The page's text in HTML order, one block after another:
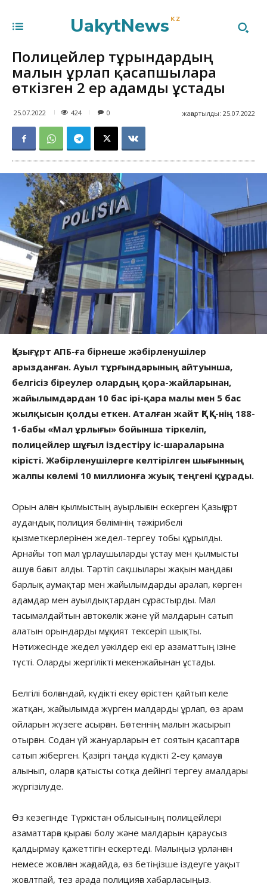
UakytNews KZ
Полицейлер тұрғындардың
малын ұрлап қасапшыларға
өткізген 2 ер адамды ұстады
25.07.2022 424 жаңартылды: 25.07.2022
0
Қазығұрт АПБ-ға бірнеше жәбірленушілер
арызданған. Ауыл тұрғындарының айтуынша,
белгісіз біреулер олардың қора-жайларынан,
жайылымдардан 10 бас ірі-қара малы мен 5 бас
жылқысын қолды еткен. Аталған жайт ҚР ҚК-нің 188-
1-бабы «Мал ұрлығы» бойынша тіркеліп,
полицейлер шұғыл іздестіру іс-шараларына
кірісті. Жәбірленушілерге келтірілген шығынның
жалпы көлемі 10 миллионға жуық теңгені құрады.
Орын алған қылмыстың ауырлығын ескерген Қазығұрт
аудандық полиция бөлімінің тәжірибелі
қызметкерлерінен жедел-тергеу тобы құрылды.
Арнайы топ мал ұрлаушыларды ұстау мен қылмысты
ашуға бағыт алды. Тәртіп сақшылары жақын маңдағы
барлық аумақтар мен жайылымдарды аралап, көрген
адамдар мен ауылдықтардан сұрастырды. Мал
тасымалдайтын автокөлік және үй малдарын сатып
алатын орындарды мұқият тексеріп шықты.
Нәтижесінде жедел уәкілдер екі ер азаматтың ізіне
түсті. Оларды жергілікті мекенжайынан ұстады.
Белгілі болғандай, күдікті екеу өрістен қайтып келе
жатқан, жайылымда жүрген малдарды ұрлап, өз арам
ойларын жүзеге асырған. Бөтеннің малын жасырып
отырған. Содан үй жануарларын ет соятын қасаптарға
сатып жіберген. Қазіргі таңда күдікті 2-еу қамауға
алынып, оларға қатысты сотқа дейінгі тергеу амалдары
жүргізілуде.
Өз кезегінде Түркістан облысының полицейлері
азаматтарға қырағы болу және малдарын қараусыз
қалдырмау қажеттігін ескертеді. Малыңыз ұрланған
немесе жоғалған жағдайда, өз бетіңізше іздеуге уақыт
жоғалтпай, тез арада полицияға хабарласыңыз.